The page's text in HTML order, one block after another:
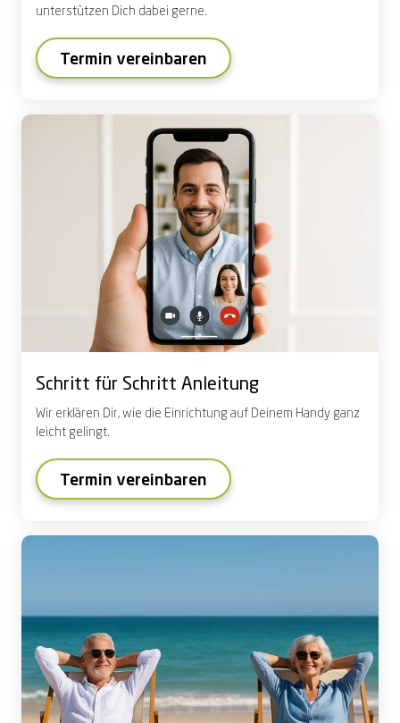
unterstützen Dich dabei gerne.
Termin vereinbaren
Schritt für Schritt Anleitung
Wir erklären Dir, wie die Einrichtung auf Deinem Handy ganz
leicht gelingt.
Termin vereinbaren